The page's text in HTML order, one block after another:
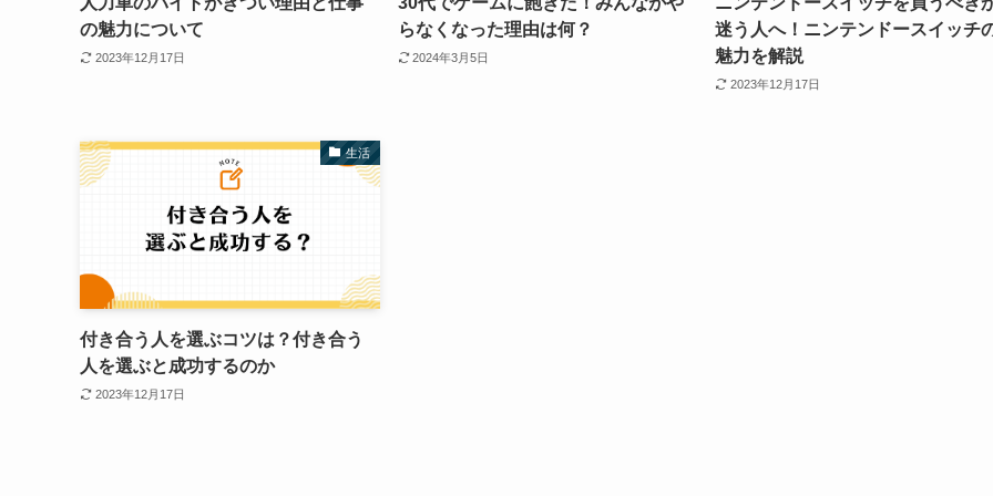
の魅力について
2023年12月17日
らなくなった理由は何？
2024年3月5日
迷う人へ！ニンテンドースイッチ
魅力を解説
2023年12月17日
生活
付き合う人を選ぶコツは？付き合う
人を選ぶと成功するのか
2023年12月17日